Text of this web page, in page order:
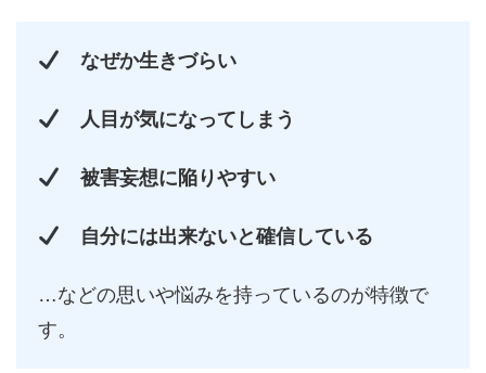
なぜか生きづらい
人目が気になってしまう
被害妄想に陥りやすい
自分には出来ないと確信している
…などの思いや悩みを持っているのが特徴で
す。